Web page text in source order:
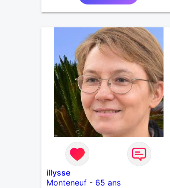
illysse
Monteneuf- 65 ans